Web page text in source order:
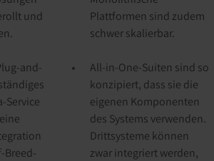
und
Plattformen sind zudem
schwer skalierbar.
and-
Service
All-in-One-Suiten sind so
konzipiert, dass sie die
eigenen Komponenten
des Systems verwenden.
Drittsysteme können
zwar integriert werden,